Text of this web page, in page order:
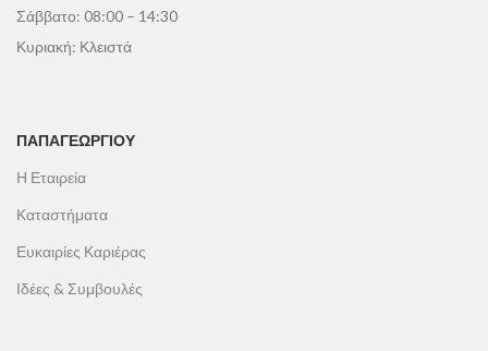
Σάββατο: 08:00 – 14:30
Κυριακή: Κλειστά
ΠΑΠΑΓΕΩΡΓΊΟΥ
Η Εταιρεία
Καταστήματα
Ευκαιρίες Καριέρας
Ιδέες & Συμβουλές